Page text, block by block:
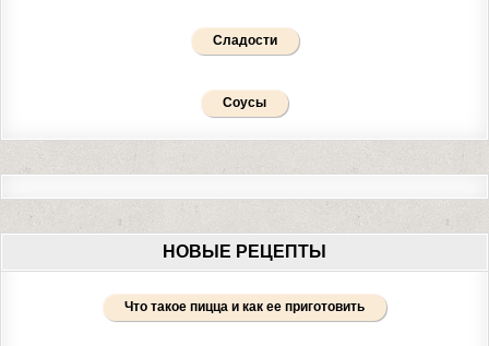
Сладости
Соусы
НОВЫЕ РЕЦЕПТЫ
Что такое пицца и как ее приготовить